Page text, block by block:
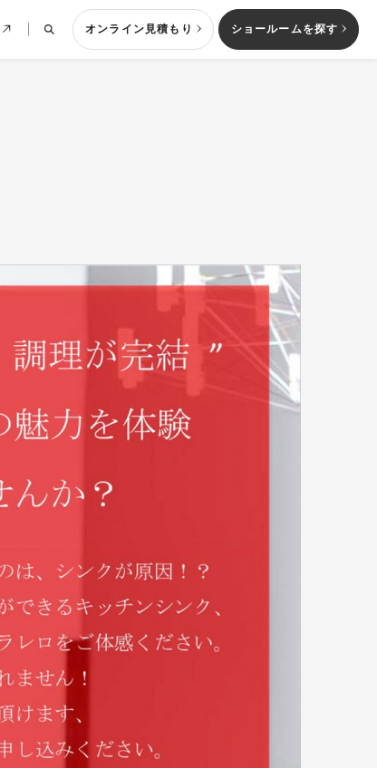
オンライン見積もり ショールームを探す